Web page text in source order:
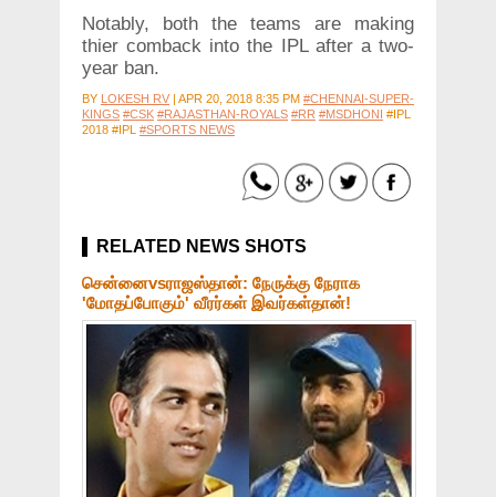
Notably, both the teams are making
thier comback into the IPL after a two-
year ban.
BY LOKESH RV | APR 20, 2018 8:35 PM #CHENNAI-SUPER-
KINGS #CSK #RAJASTHAN-ROYALS #RR #MSDHONI #IPL
2018 #IPL #SPORTS NEWS
RELATED NEWS SHOTS
சென்னைvsராஜஸ்தான்: நேருக்கு நேராக
'மோதப்போகும்' வீரர்கள் இவர்கள்தான்!